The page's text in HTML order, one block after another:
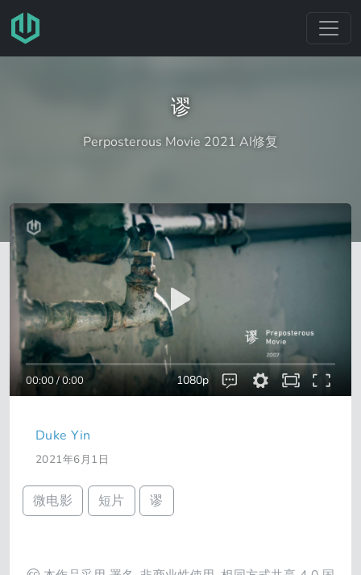
跳转至主要内容
谬
Perposterous Movie 2021 AI修复
00:00 /0:00 1080p
Duke Yin
2021年6月1日
微电影 短片 谬